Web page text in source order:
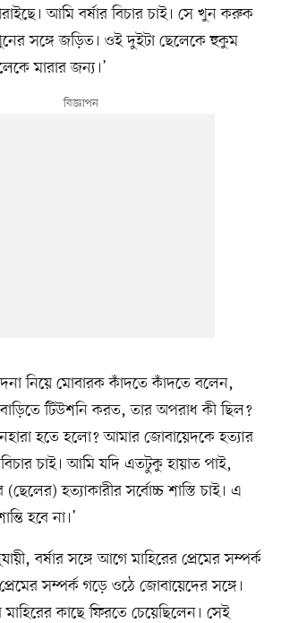
আমি বর্ষার বিচার চাই। সে খুন করুক
সঙ্গে জড়িত। ওই দুইটা ছেলেকে হুকুম
মারার জন্য।’
নিয়ে মোবারক কাঁদতে কাঁদতে বলেন,
টিউশনি করত, তার অপরাধ কী ছিল?
হতে হলো? আমার জোবায়েদকে হত্যার
চাই। আমি যদি এতটুকু হায়াত পাই,
হত্যাকারীর সর্বোচ্চ শাস্তি চাই। এ
হবে না।’
বর্ষার সঙ্গে আগে মাহিরের প্রেমের সম্পর্ক
সম্পর্ক গড়ে ওঠে জোবায়েদের সঙ্গে।
মাহিরের কাছে ফিরতে চেয়েছিলেন। সেই